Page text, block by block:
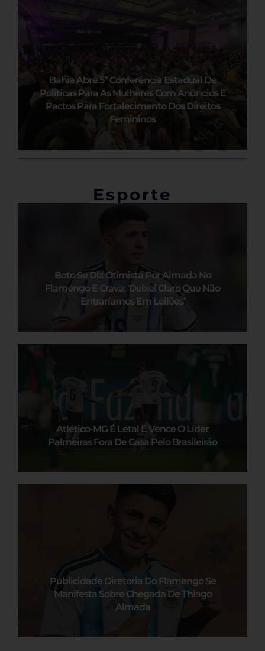
Bahia Abre 5ª Conferência Estadual De
Políticas Para As Mulheres Com Anúncios E
Pactos Para Fortalecimento Dos Direitos
Femininos
Esporte
Boto Se Diz Otimista Por Almada No
Flamengo E Crava: ‘Deixei Claro Que Não
Entraríamos Em Leilões’
Atlético-MG É Letal E Vence O Líder
Palmeiras Fora De Casa Pelo Brasileirão
Publicidade Diretoria Do Flamengo Se
Manifesta Sobre Chegada De Thiago
Almada